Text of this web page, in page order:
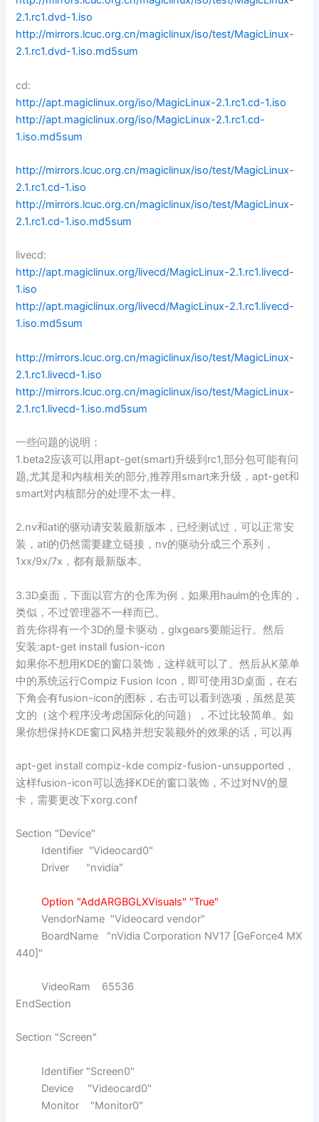
2.1.rc1.dvd-1.iso
http://mirrors.lcuc.org.cn/magiclinux/iso/test/MagicLinux-
2.1.rc1.dvd-1.iso.md5sum
cd:
http://apt.magiclinux.org/iso/MagicLinux-2.1.rc1.cd-1.iso
http://apt.magiclinux.org/iso/MagicLinux-2.1.rc1.cd-
1.iso.md5sum
http://mirrors.lcuc.org.cn/magiclinux/iso/test/MagicLinux-
2.1.rc1.cd-1.iso
http://mirrors.lcuc.org.cn/magiclinux/iso/test/MagicLinux-
2.1.rc1.cd-1.iso.md5sum
livecd:
http://apt.magiclinux.org/livecd/MagicLinux-2.1.rc1.livecd-
1.iso
http://apt.magiclinux.org/livecd/MagicLinux-2.1.rc1.livecd-
1.iso.md5sum
http://mirrors.lcuc.org.cn/magiclinux/iso/test/MagicLinux-
2.1.rc1.livecd-1.iso
http://mirrors.lcuc.org.cn/magiclinux/iso/test/MagicLinux-
2.1.rc1.livecd-1.iso.md5sum
一些问题的说明：
1.beta2应该可以用apt-get(smart)升级到rc1,部分包可能有问
题,尤其是和内核相关的部分,推荐用smart来升级，apt-get和
smart对内核部分的处理不太一样。
2.nv和ati的驱动请安装最新版本，已经测试过，可以正常安
装，ati的仍然需要建立链接，nv的驱动分成三个系列，
1xx/9x/7x，都有最新版本。
3.3D桌面，下面以官方的仓库为例，如果用haulm的仓库的，
类似，不过管理器不一样而已。
首先你得有一个3D的显卡驱动，glxgears要能运行。然后
安装:apt-get install fusion-icon
如果你不想用KDE的窗口装饰，这样就可以了。然后从K菜单
中的系统运行Compiz Fusion Icon，即可使用3D桌面，在右
下角会有fusion-icon的图标，右击可以看到选项，虽然是英
文的（这个程序没考虑国际化的问题），不过比较简单。如
果你想保持KDE窗口风格并想安装额外的效果的话，可以再
apt-get install compiz-kde compiz-fusion-unsupported，
这样fusion-icon可以选择KDE的窗口装饰，不过对NV的显
卡，需要更改下xorg.conf
Section "Device"
Identifier "Videocard0"
Driver "nvidia"
Option "AddARGBGLXVisuals" "True"
VendorName "Videocard vendor"
BoardName "nVidia Corporation NV17 [GeForce4 MX
440]"
VideoRam 65536
EndSection
Section "Screen"
Identifier "Screen0"
Device "Videocard0"
Monitor "Monitor0"